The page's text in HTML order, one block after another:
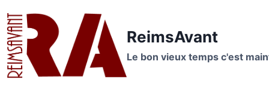
au
contenu
ReimsAvant
Le bon vieux temps c'est